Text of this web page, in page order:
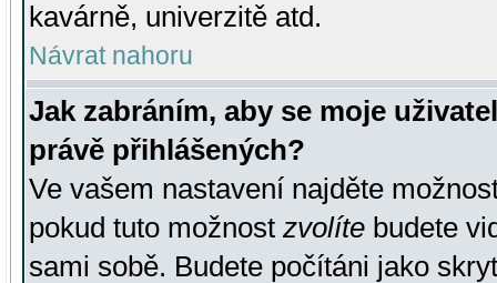
kavárně, univerzitě atd.
Návrat nahoru
Jak zabráním, aby se moje
právě přihlášených?
Ve vašem nastavení najděte
pokud tuto možnost zvolíte budete
sami sobě. Budete počítáni jako